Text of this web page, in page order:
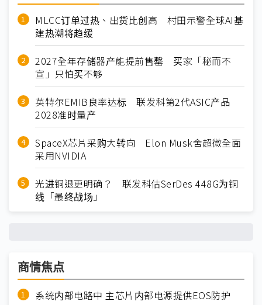
MLCC订单过热、出货比创高 村田示警全球AI基
建热潮将趋缓
2027全年存储器产能提前售罄 买家「秘而不
宣」只怕买不够
英特尔EMIB良率达标 联发科第2代ASIC产品
2028准时量产
SpaceX芯片采购大转向 Elon Musk舍超微全面
采用NVIDIA
光进铜退更明确？ 联发科估SerDes 448G为铜
线「最终战场」
商情焦点
系统内部电路中 主芯片内部电源提供EOS防护